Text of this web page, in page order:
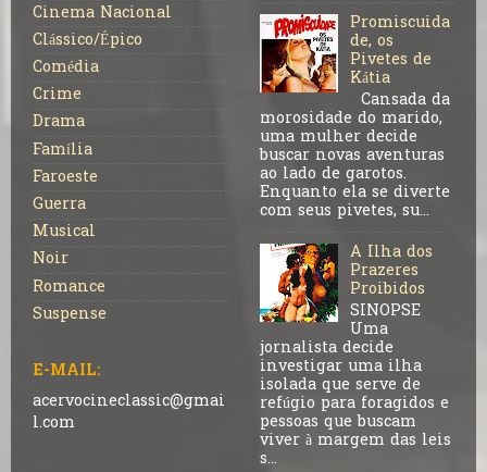
Cinema Nacional
Clássico/Épico
Comédia
Crime
Drama
Família
Faroeste
Guerra
Musical
Noir
Romance
Suspense
E-MAIL:
acervocineclassic@gmai
l.com
Promiscuida
de, os
Pivetes de
Kátia
Cansada da
morosidade do marido,
uma mulher decide
buscar novas aventuras
ao lado de garotos.
Enquanto ela se diverte
com seus pivetes, su...
A Ilha dos
Prazeres
Proibidos
SINOPSE
Uma
jornalista decide
investigar uma ilha
isolada que serve de
refúgio para foragidos e
pessoas que buscam
viver à margem das leis
s...